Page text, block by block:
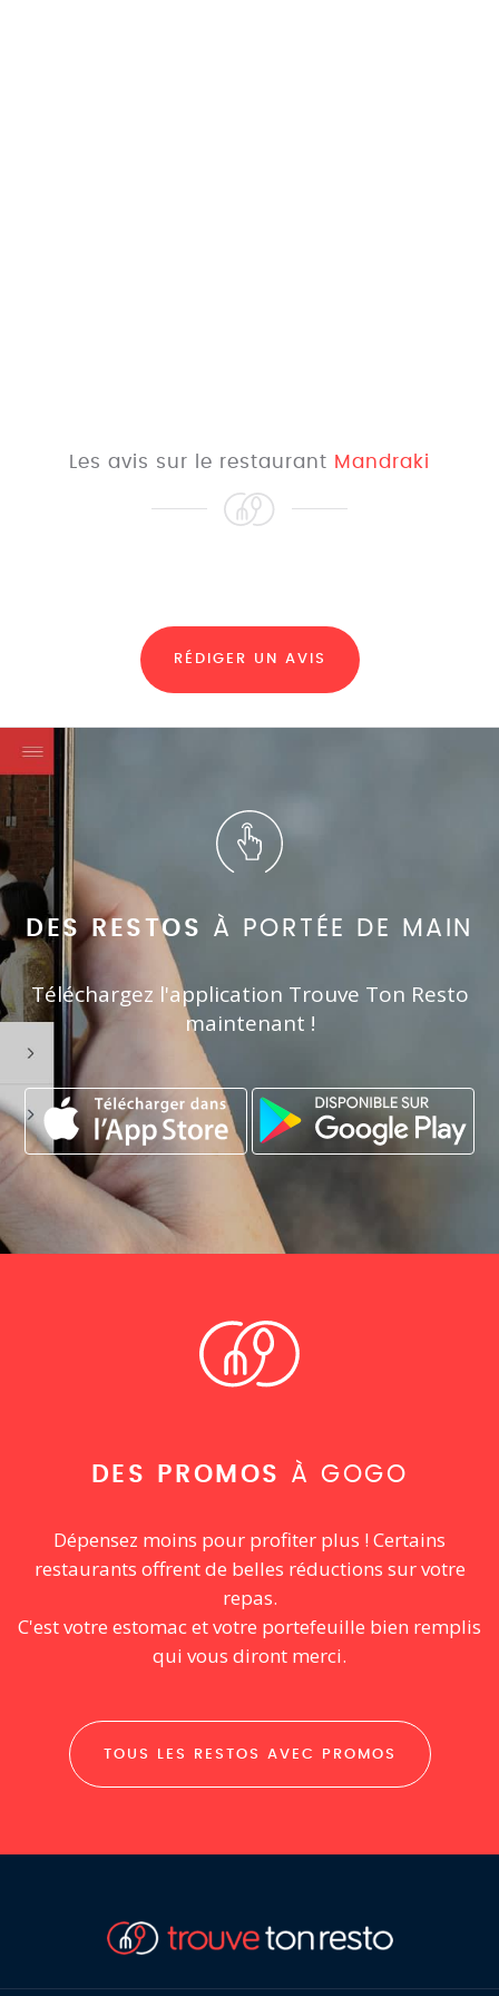
Les avis sur le restaurant Mandraki
RÉDIGER UN AVIS
DES RESTOS À PORTÉE DE MAIN
Téléchargez l'application Trouve Ton Resto
maintenant !
DES PROMOS À GOGO
Dépensez moins pour profiter plus ! Certains
restaurants offrent de belles réductions sur votre
repas.
C'est votre estomac et votre portefeuille bien remplis
qui vous diront merci.
TOUS LES RESTOS AVEC PROMOS